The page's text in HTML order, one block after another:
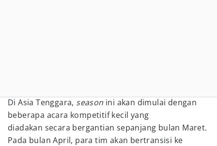
Di Asia Tenggara, season ini akan dimulai dengan
beberapa acara kompetitif kecil yang
diadakan secara bergantian sepanjang bulan Maret.
Pada bulan April, para tim akan bertransisi ke